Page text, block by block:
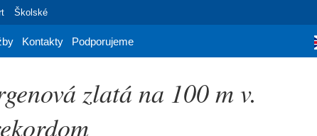
Školské
Kontakty Podporujeme
zlatá na 100 m v.